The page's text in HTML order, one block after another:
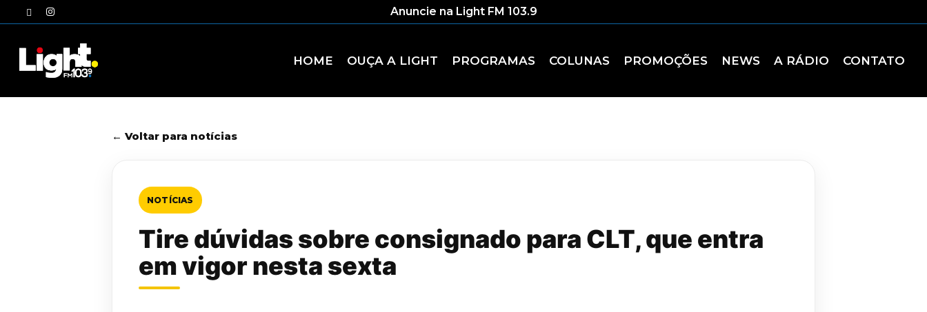
to
twitterinstagram Anuncie na Light FM 103.9
HOME OUÇA A LIGHT PROGRAMAS COLUNAS PROMOÇÕES NEWS A RÁDIO CONTATO
← Voltar para notícias
NOTÍCIAS
Tire dúvidas sobre consignado para CLT, que entra
em vigor nesta sexta